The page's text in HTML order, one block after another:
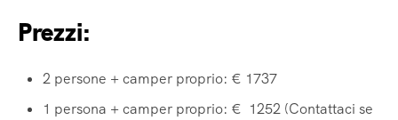
Prezzi:
2 persone + camper proprio: € 1737
1 persona + camper proprio: € 1252 (Contattaci se